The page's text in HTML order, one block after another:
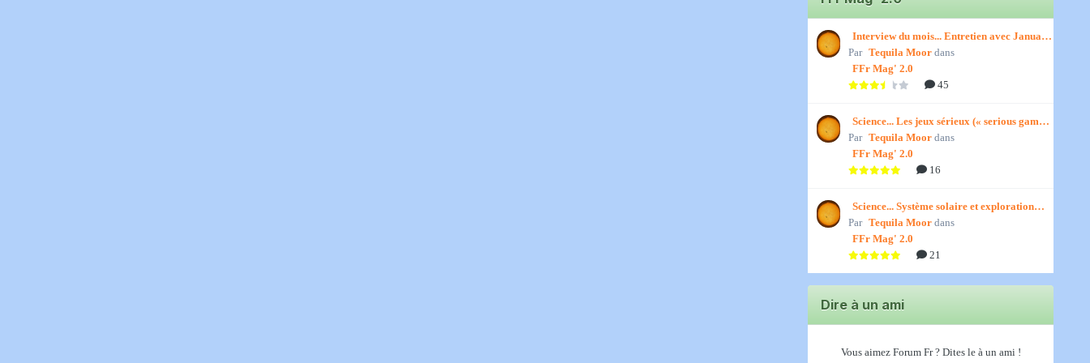
Interview du mois... Entretien avec January,
par Titenath
Par Tequila Moor dans
FFr Mag' 2.0
45
Science... Les jeux sérieux (« serious games
») par Jedino
Par Tequila Moor dans
FFr Mag' 2.0
16
Science... Système solaire et exploration
spatiale, par Jedino
Par Tequila Moor dans
FFr Mag' 2.0
21
Dire à un ami
Vous aimez Forum Fr ? Dites le à un ami !